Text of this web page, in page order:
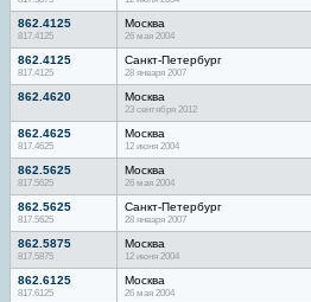
862.4125
817.4125
Москва
26 мая 2004
862.4125
817.4125
Санкт-Петербург
28 января 2007
862.4620 Москва
23 сентября 2012
862.4625
817.4625
Москва
12 июня 2004
862.5625
817.5625
Москва
26 мая 2004
862.5625
817.5625
Санкт-Петербург
28 января 2007
862.5875
817.5875
Москва
12 июня 2004
862.6125
817.6125
Москва
26 мая 2004